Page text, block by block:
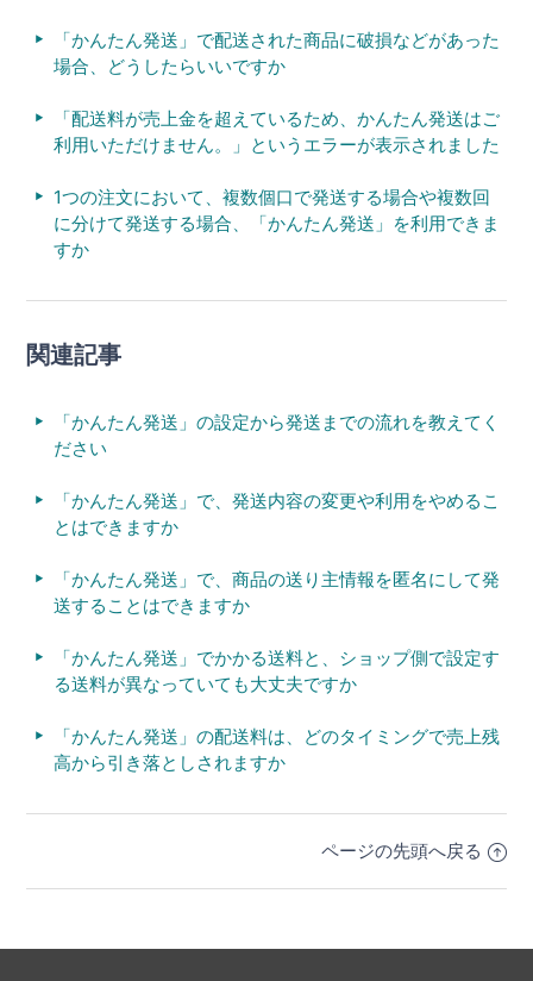
「かんたん発送」で配送された商品に破損などがあった
場合、どうしたらいいですか
「配送料が売上金を超えているため、かんたん発送はご
利用いただけません。」というエラーが表示されました
1つの注文において、複数個口で発送する場合や複数回
に分けて発送する場合、「かんたん発送」を利用できま
すか
関連記事
「かんたん発送」の設定から発送までの流れを教えてく
ださい
「かんたん発送」で、発送内容の変更や利用をやめるこ
とはできますか
「かんたん発送」で、商品の送り主情報を匿名にして発
送することはできますか
「かんたん発送」でかかる送料と、ショップ側で設定す
る送料が異なっていても大丈夫ですか
「かんたん発送」の配送料は、どのタイミングで売上残
高から引き落としされますか
ページの先頭へ戻る